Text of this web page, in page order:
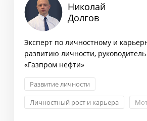
Николай
Долгов
Эксперт по личностному и
развитию личности,
«Газпром нефти»
Развитие личности
Личностный рост и карьера